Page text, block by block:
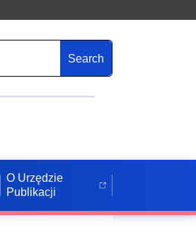
Search
O Urzędzie
Publikacji